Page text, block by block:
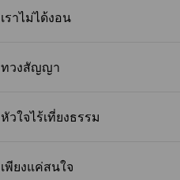
บทที่ 5 เราไม่ได้งอน
บทที่ 6 ทวงสัญญา
บทที่ 7 หัวใจไร้เที่ยงธรรม
บทที่ 8 เพียงแค่สนใจ